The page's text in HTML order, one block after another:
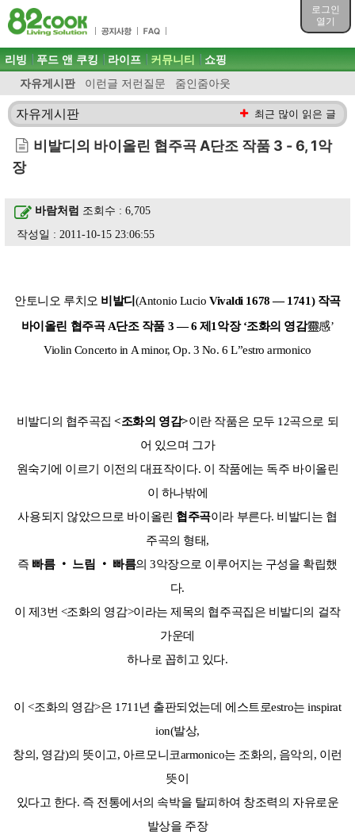
로그인
열기
목차
주메뉴 바로가기
컨텐츠 바로가기
검색 바로가기
로그인 바로가기
주메뉴
리빙 푸드 앤 쿠킹 라이프 커뮤니티
자유게시판 이런글 저런질문 줌인줌아웃
쇼핑
자유게시판 최근 많이 읽은 글
비발디의 바이올린 협주곡 A단조 작품 3 - 6, 1악
장
바람처럼 조회수 : 6,705
작성일 : 2011-10-15 23:06:55
안토니오 루치오 비발디 (Antonio LucioVivaldi 1678 ― 1741) 작곡
바이올린 협주곡 A단조 작품 3 ― 6 제1악장 ‘조화의 영감靈感’
Violin Concerto in A minor, Op. 3 No. 6 L”estro armonico
비발디의 협주곡집 <조화의 영감>이란 작품은 모두 12곡으로 되
어 있으며 그가
원숙기에 이르기 이전의 대표작이다. 이 작품에는 독주 바이올린
이 하나밖에
사용되지 않았으므로 바이올린 협주곡이라 부른다. 비발디는 협
주곡의 형태,
즉 빠름 ‧ 느림 ‧ 빠름의 3악장으로 이루어지는 구성을 확립했
다.
이 제3번 <조화의 영감>이라는 제목의 협주곡집은 비발디의 걸작
가운데
하나로 꼽히고 있다.
이 <조화의 영감>은 1711년 출판되었는데 에스트로estro는 inspirat
ion(발상,
창의, 영감)의 뜻이고, 아르모니코armonico는 조화의, 음악의, 이런
뜻이
있다고 한다. 즉 전통에서의 속박을 탈피하여 창조력의 자유로운
발상을 주장